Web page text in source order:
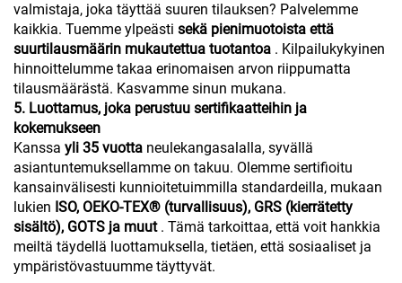
valmistaja, joka täyttää suuren tilauksen? Palvelemme
kaikkia. Tuemme ylpeästi sekä pienimuotoista että
suurtilausmäärin mukautettua tuotantoa . Kilpailukykyinen
hinnoittelumme takaa erinomaisen arvon riippumatta
tilausmäärästä. Kasvamme sinun mukana.
5. Luottamus, joka perustuu sertifikaatteihin ja
kokemukseen
Kanssa yli 35 vuotta neulekangasalalla, syvällä
asiantuntemuksellamme on takuu. Olemme sertifioitu
kansainvälisesti kunnioitetuimmilla standardeilla, mukaan
lukien ISO, OEKO-TEX® (turvallisuus), GRS (kierrätetty
sisältö), GOTS ja muut . Tämä tarkoittaa, että voit hankkia
meiltä täydellä luottamuksella, tietäen, että sosiaaliset ja
ympäristövastuumme täyttyvät.